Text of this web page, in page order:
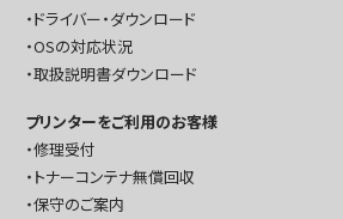
ドライバー・ダウンロード
OSの対応状況
取扱説明書ダウンロード
プリンターをご利用のお客様
修理受付
トナーコンテナ無償回収
保守のご案内